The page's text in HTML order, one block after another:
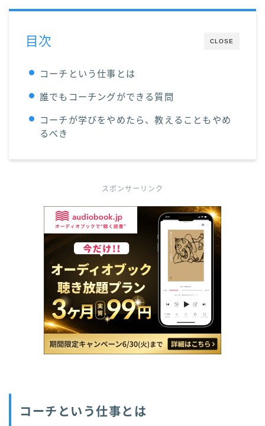
CLOSE
目次
コーチという仕事とは
誰でもコーチングができる質問
コーチが学びをやめたら、教えることもやめ
るべき
スポンサーリンク
コーチという仕事とは